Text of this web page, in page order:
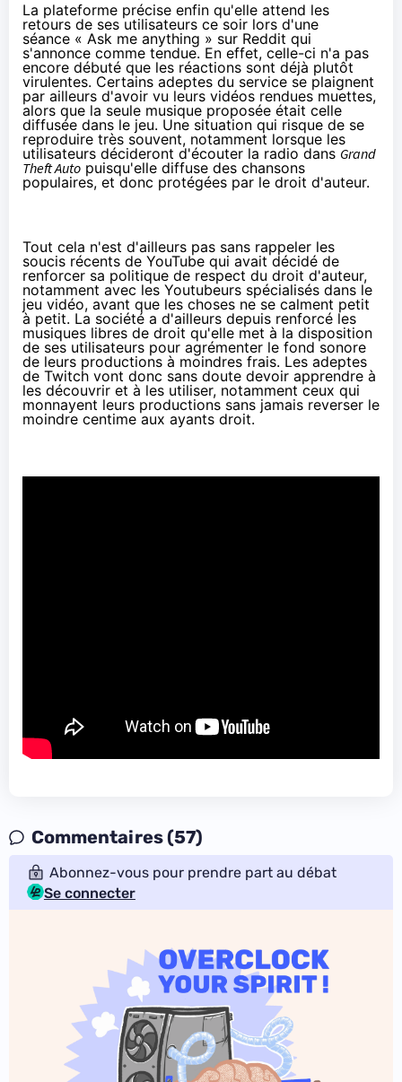
La plateforme précise enfin qu'elle attend les
retours de ses utilisateurs ce soir lors d'une
séance « Ask me anything » sur Reddit qui
s'annonce comme tendue. En effet, celle-ci n'a pas
encore débuté que les réactions sont déjà plutôt
virulentes. Certains adeptes du service se plaignent
par ailleurs d'avoir vu leurs vidéos rendues muettes,
alors que la seule musique proposée était celle
diffusée dans le jeu. Une situation qui risque de se
reproduire très souvent, notamment lorsque les
utilisateurs décideront d'écouter la radio dans Grand
Theft Auto puisqu'elle diffuse des chansons
populaires, et donc protégées par le droit d'auteur.
Tout cela n'est d'ailleurs pas sans rappeler les
soucis récents de YouTube qui avait décidé de
renforcer sa politique de respect du droit d'auteur,
notamment avec les Youtubeurs spécialisés dans le
jeu vidéo, avant que les choses ne se calment petit
à petit. La société a d'ailleurs depuis renforcé les
musiques libres de droit qu'elle met à la disposition
de ses utilisateurs pour agrémenter le fond sonore
de leurs productions à moindres frais. Les adeptes
de Twitch vont donc sans doute devoir apprendre à
les découvrir et à les utiliser, notamment ceux qui
monnayent leurs productions sans jamais reverser le
moindre centime aux ayants droit.
Commentaires (57)
Abonnez-vous pour prendre part au débat
Se connecter